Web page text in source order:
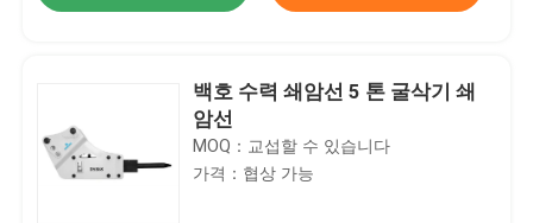
집
백호 수력 쇄암선 5 톤 굴삭기 쇄
암선
MOQ：교섭할 수 있습니다
가격：협상 가능